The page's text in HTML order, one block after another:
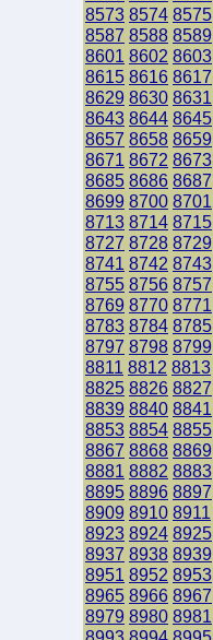
8573 8574 8575
8587 8588 8589
8601 8602 8603
8615 8616 8617
8629 8630 8631
8643 8644 8645
8657 8658 8659
8671 8672 8673
8685 8686 8687
8699 8700 8701
8713 8714 8715
8727 8728 8729
8741 8742 8743
8755 8756 8757
8769 8770 8771
8783 8784 8785
8797 8798 8799
8811 8812 8813
8825 8826 8827
8839 8840 8841
8853 8854 8855
8867 8868 8869
8881 8882 8883
8895 8896 8897
8909 8910 8911
8923 8924 8925
8937 8938 8939
8951 8952 8953
8965 8966 8967
8979 8980 8981